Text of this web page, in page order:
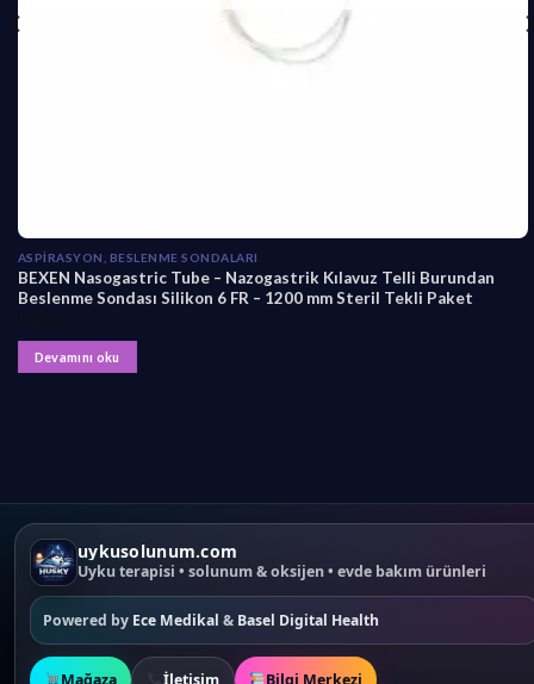
ASPIRASYON, BESLENME SONDALARI
BEXEN Nasogastric Tube – Nazogastrik Kılavuz Telli Burundan
Beslenme Sondası Silikon 6 FR – 1200 mm Steril Tekli Paket
Devamını oku
uykusolunum.com
Uyku terapisi • solunum & oksijen • evde bakım ürünleri
Powered by Ece Medikal & Basel Digital Health
Mağaza İletişim Bilgi Merkezi